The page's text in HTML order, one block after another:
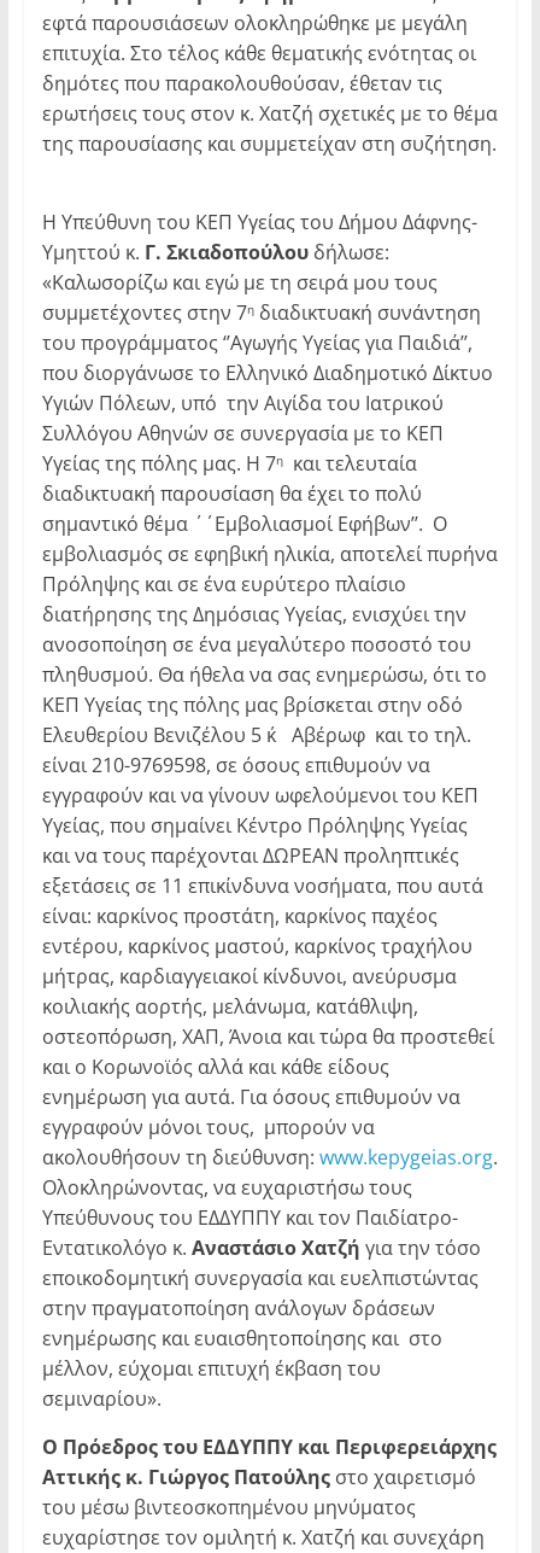
εφτά παρουσιάσεων ολοκληρώθηκε με μεγάλη
επιτυχία. Στο τέλος κάθε θεματικής ενότητας οι
δημότες που παρακολουθούσαν, έθεταν τις
ερωτήσεις τους στον κ. Χατζή σχετικές με το θέμα
της παρουσίασης και συμμετείχαν στη συζήτηση.
Η Υπεύθυνη του ΚΕΠ Υγείας του Δήμου Δάφνης-
Υμηττού κ. Γ. Σκιαδοπούλου δήλωσε:
«Καλωσορίζω και εγώ με τη σειρά μου τους
συμμετέχοντες στην 7ηδιαδικτυακή συνάντηση
του προγράμματος ‘’Αγωγής Υγείας για Παιδιά’’,
που διοργάνωσε το Ελληνικό Διαδημοτικό Δίκτυο
Υγιών Πόλεων, υπό την Αιγίδα του Ιατρικού
Συλλόγου Αθηνών σε συνεργασία με το ΚΕΠ
Υγείας της πόλης μας. Η 7ηκαι τελευταία
διαδικτυακή παρουσίαση θα έχει το πολύ
σημαντικό θέμα ΄΄Εμβολιασμοί Εφήβων’’. Ο
εμβολιασμός σε εφηβική ηλικία, αποτελεί πυρήνα
Πρόληψης και σε ένα ευρύτερο πλαίσιο
διατήρησης της Δημόσιας Υγείας, ενισχύει την
ανοσοποίηση σε ένα μεγαλύτερο ποσοστό του
πληθυσμού. Θα ήθελα να σας ενημερώσω, ότι το
ΚΕΠ Υγείας της πόλης μας βρίσκεται στην οδό
Ελευθερίου Βενιζέλου 5 κ΄ Αβέρωφ και το τηλ.
είναι 210-9769598, σε όσους επιθυμούν να
εγγραφούν και να γίνουν ωφελούμενοι του ΚΕΠ
Υγείας, που σημαίνει Κέντρο Πρόληψης Υγείας
και να τους παρέχονται ΔΩΡΕΑΝ προληπτικές
εξετάσεις σε 11 επικίνδυνα νοσήματα, που αυτά
είναι: καρκίνος προστάτη, καρκίνος παχέος
εντέρου, καρκίνος μαστού, καρκίνος τραχήλου
μήτρας, καρδιαγγειακοί κίνδυνοι, ανεύρυσμα
κοιλιακής αορτής, μελάνωμα, κατάθλιψη,
οστεοπόρωση, ΧΑΠ, Άνοια και τώρα θα προστεθεί
και ο Κορωνοϊός αλλά και κάθε είδους
ενημέρωση για αυτά. Για όσους επιθυμούν να
εγγραφούν μόνοι τους, μπορούν να
ακολουθήσουν τη διεύθυνση: www.kepygeias.org.
Ολοκληρώνοντας, να ευχαριστήσω τους
Υπεύθυνους του ΕΔΔΥΠΠΥ και τον Παιδίατρο-
Εντατικολόγο κ. Αναστάσιο Χατζή για την τόσο
εποικοδομητική συνεργασία και ευελπιστώντας
στην πραγματοποίηση ανάλογων δράσεων
ενημέρωσης και ευαισθητοποίησης και στο
μέλλον, εύχομαι επιτυχή έκβαση του
σεμιναρίου».
Ο Πρόεδρος του ΕΔΔΥΠΠΥ και Περιφερειάρχης
Αττικής κ. Γιώργος Πατούληςστο χαιρετισμό
του μέσω βιντεοσκοπημένου μηνύματος
ευχαρίστησε τον ομιλητή κ. Χατζή και συνεχάρη